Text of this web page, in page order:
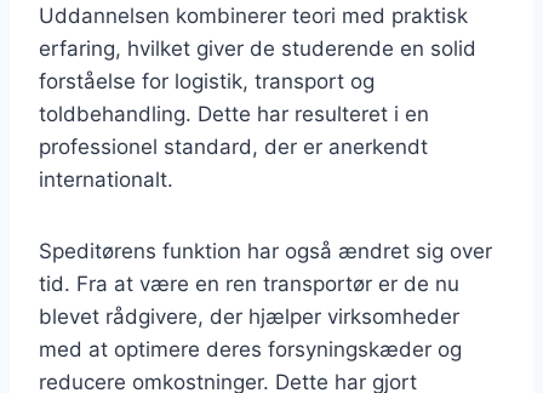
Uddannelsen kombinerer teori med praktisk
erfaring, hvilket giver de studerende en solid
forståelse for logistik, transport og
toldbehandling. Dette har resulteret i en
professionel standard, der er anerkendt
internationalt.
Speditørens funktion har også ændret sig over
tid. Fra at være en ren transportør er de nu
blevet rådgivere, der hjælper virksomheder
med at optimere deres forsyningskæder og
reducere omkostninger. Dette har gjort